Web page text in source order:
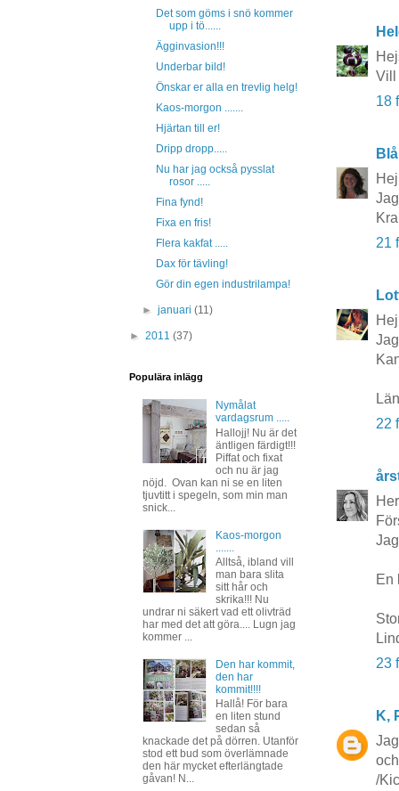
Vill
18
21
22
En
23
K,
/
Det som göms i snö kommer
upp i tö......
Ägginvasion!!!
Underbar bild!
Önskar er alla en trevlig helg!
Kaos-morgon .......
Hjärtan till er!
Dripp dropp.....
Nu har jag också pysslat
rosor .....
Fina fynd!
Fixa en fris!
Flera kakfat .....
Dax för tävling!
Gör din egen industrilampa!
►januari(11)
► 2011 (37)
Populära inlägg
Nymålat
vardagsrum .....
Hallojj! Nu är det
äntligen färdigt!!!
Piffat och fixat
och nu är jag
nöjd. Ovan kan ni se en liten
tjuvtitt i spegeln, som min man
snick...
Kaos-morgon
Alltså, ibland vill
man bara slita
sitt hår och
skrika!!! Nu
undrar ni säkert vad ett olivträd
har med det att göra.... Lugn jag
kommer ...
Den har kommit,
den har
kommit!!!!
Hallå! För bara
en liten stund
sedan så
knackade det på dörren. Utanför
stod ett bud som överlämnade
den här mycket efterlängtade
gåvan! N...